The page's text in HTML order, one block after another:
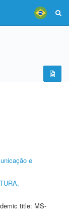
e
title: MS-